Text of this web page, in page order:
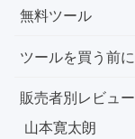
無料ツール
ツールを買う前に
販売者別レビュー
山本寛太朗